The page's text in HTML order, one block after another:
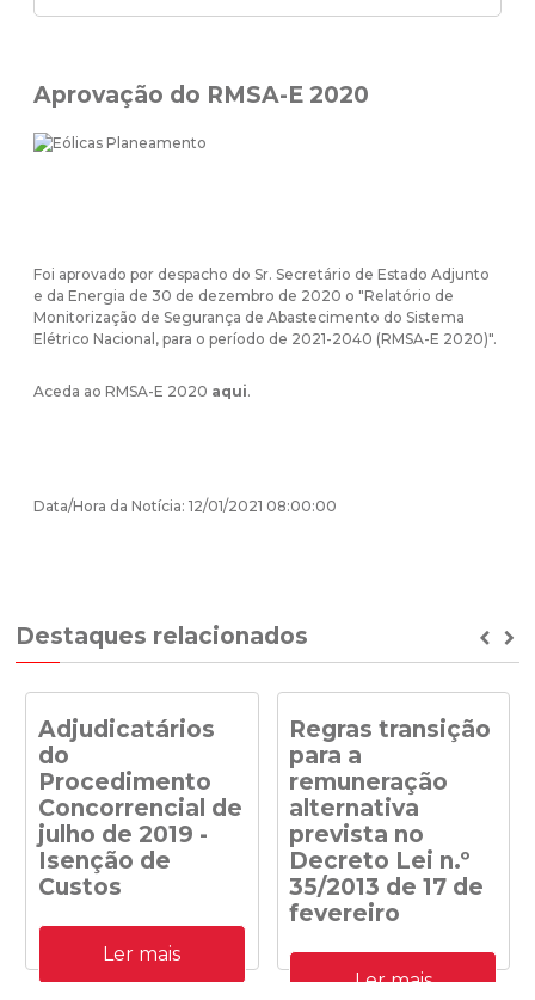
Aprovação do RMSA-E 2020
Foi aprovado por despacho do Sr. Secretário de Estado Adjunto
e da Energia de 30 de dezembro de 2020 o "Relatório de
Monitorização de Segurança de Abastecimento do Sistema
Elétrico Nacional, para o período de 2021-2040 (RMSA-E 2020)".
Aceda ao RMSA-E 2020 aqui.
Data/Hora da Notícia: 12/01/2021 08:00:00
Destaques relacionados
Adjudicatários
do
Procedimento
Concorrencial de
julho de 2019 -
Isenção de
Custos
Adjudicatários do
Procedimento
Concorrencial de julho de
Ler mais
Regras transição
para a
remuneração
alternativa
prevista no
Decreto Lei n.º
35/2013 de 17 de
fevereiro
Despacho n.º
41/DGEG/2020: Regras
Ler mais